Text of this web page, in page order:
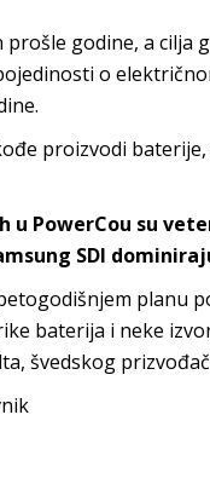
prošle godine, a cilja
o
proizvodi
u PowerCou su
SDI
planu
baterija i neke
švedskog